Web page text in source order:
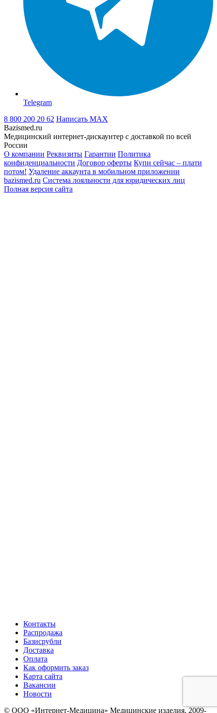
Telegram
8 800 200 20 62 Написать MAX
Bazismed.ru
Медицинский интернет-дискаунтер с доставкой по всей
России
О компании Реквизиты Гарантии Политика
конфиденциальности Договор оферты Купи сейчас – плати
потом! Удаление аккаунта в мобильном приложении
bazismed.ru Система лояльности для юридических лиц
Полная версия сайта
Контакты
Распродажа
Базисрубли
Доставка
Оплата
Как оформить заказ
Карта сайта
Вакансии
Новости
© ООО «Интернет-Медицина» Медицинские изделия, 2009-